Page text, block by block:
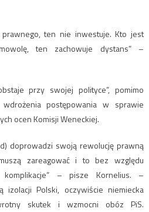
ten nie inwestuje. Kto jest
ten zachowuje dystans” –
przy swojej polityce”, pomimo
postępowania w sprawie
ocen Komisji Weneckiej.
doprowadzi swoją rewolucję prawną
zareagować i to bez względu
– pisze Kornelius. –
izolacji Polski, oczywiście niemiecka
skutek i wzmocni obóz PiS.